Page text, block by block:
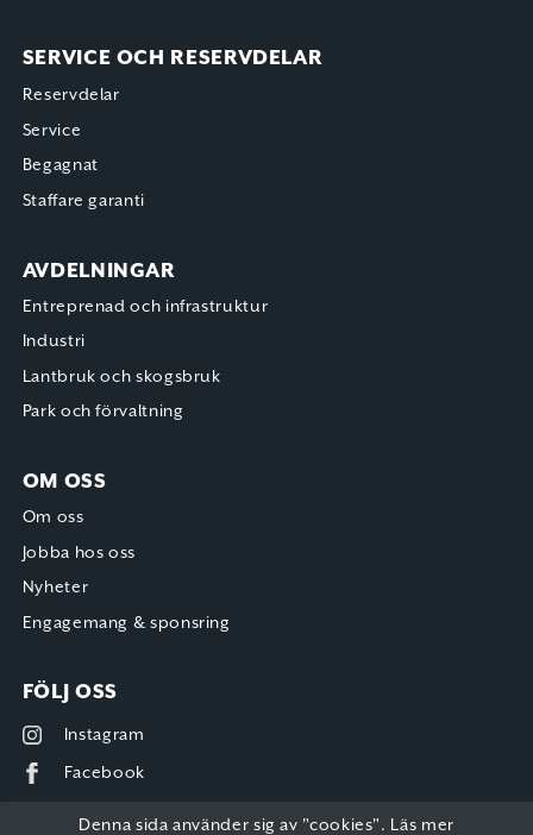
SERVICE OCH RESERVDELAR
Reservdelar
Service
Begagnat
Staffare garanti
AVDELNINGAR
Entreprenad och infrastruktur
Industri
Lantbruk och skogsbruk
Park och förvaltning
OM OSS
Om oss
Jobba hos oss
Nyheter
Engagemang & sponsring
FÖLJ OSS
Instagram
Facebook
Denna sida använder sig av "cookies". Läs mer